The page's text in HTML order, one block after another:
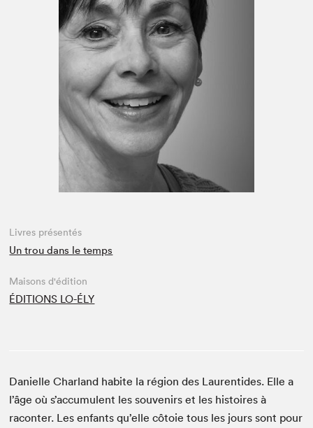
Espace médias
Livres présentés
Un trou dans le temps
Maisons d'édition
ÉDITIONS LO-ÉLY
Danielle Charland habite la région des Laurentides. Elle a
l’âge où s’accumulent les souvenirs et les histoires à
raconter. Les enfants qu’elle côtoie tous les jours sont pour